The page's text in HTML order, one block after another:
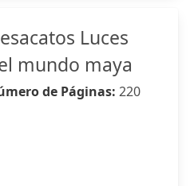
Luces
mundo maya
de Páginas: 220